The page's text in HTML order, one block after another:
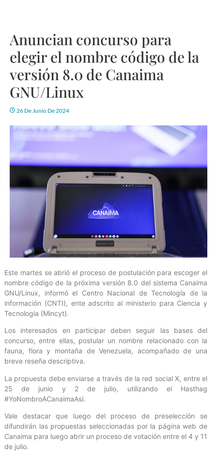
Anuncian concurso para
elegir el nombre código de la
versión 8.0 de Canaima
GNU/Linux
26 De Junio De 2024
Este martes se abrió el proceso de postulación para escoger el
nombre código de la próxima versión 8.0 del sistema Canaima
GNU/Linux, informó el Centro Nacional de Tecnología de la
información (CNTI), ente adscrito al ministerio para Ciencia y
Tecnología (Mincyt).
Los interesados en participar deben seguir las bases del
concurso, entre ellas, postular un nombre relacionado con la
fauna, flora y montaña de Venezuela, acompañado de una
breve reseña descriptiva.
La propuesta debe enviarse a través de la red social X, entre el
25 de junio y 2 de julio, utilizando el Hasthag
#YoNombroACanaimaAsí.
Vale destacar que luego del proceso de preselección se
difundirán las propuestas seleccionadas por la página web de
Canaima para luego abrir un proceso de votación entre el 4 y 11
de julio.